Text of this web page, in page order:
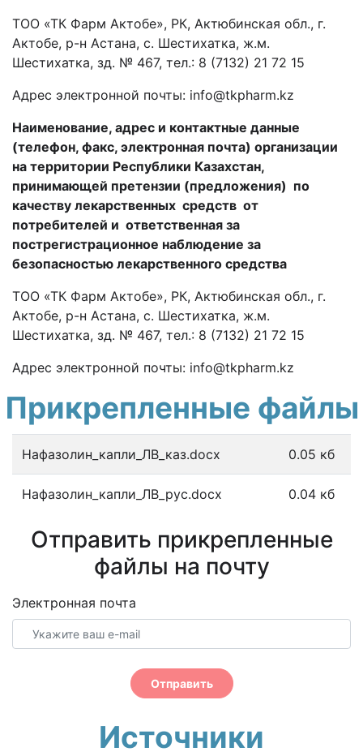
ТОО «ТК Фарм Актобе», РК, Актюбинская обл., г.
Актобе, р-н Астана, с. Шестихатка, ж.м.
Шестихатка, зд. № 467, тел.: 8 (7132) 21 72 15
Адрес электронной почты: info@tkpharm.kz
Наименование, адрес и контактные данные
(телефон, факс, электронная почта) организации
на территории Республики Казахстан,
принимающей претензии (предложения) по
качеству лекарственных средств от
потребителей и ответственная за
пострегистрационное наблюдение за
безопасностью лекарственного средства
ТОО «ТК Фарм Актобе», РК, Актюбинская обл., г.
Актобе, р-н Астана, с. Шестихатка, ж.м.
Шестихатка, зд. № 467, тел.: 8 (7132) 21 72 15
Адрес электронной почты: info@tkpharm.kz
Прикрепленные файлы
Нафазолин_капли_ЛВ_каз.docx 0.05 кб
Нафазолин_капли_ЛВ_рус.docx 0.04 кб
Отправить прикрепленные
файлы на почту
Электронная почта
Отправить
Источники